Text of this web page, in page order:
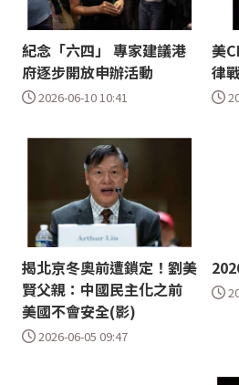
紀念「六四」 專家建議港
府逐步開放申辦活動
2026-06-10 10:41
美
律
揭北京冬奧前遭鎖定！劉美
賢父親：中國民主化之前
美國不會安全(影)
2026-06-05 09:47